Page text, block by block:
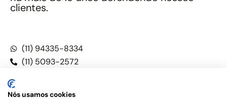
clientes.
(11) 94335-8334
(11) 5093-2572
Nós usamos cookies